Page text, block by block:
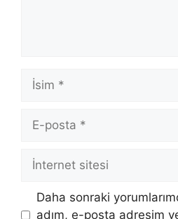
İsim
posta
İnternet
Daha sonraki
adım, e-posta adresim